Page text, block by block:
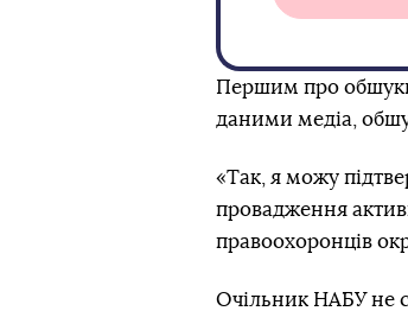
Першим про
даними медіа,
«Так, я можу
провадження
правоохоронців
Очільник НАБУ не